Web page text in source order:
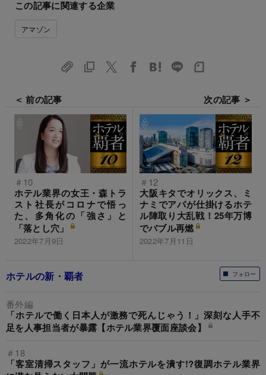
この記事に関連する企業
アマゾン
＜ 前の記事
＃10
ホテル業界の女王・森トラ
スト社長がコロナで悟っ
た、多角化の「強さ」と
「落とし穴」
2022年7月9日
次の記事 ＞
＃12
大阪キタでオリックス、ミ
ナミでアパが仕掛けるホテ
ル陣取り大乱戦！25年万博
でバブル再燃
2022年7月11日
フォロー
ホテルの新・覇者
番外編
「ホテルで働く日本人が激務で死んじゃう！」深刻な人手不
足を人事担当者が暴露【ホテル業界覆面座談会】
＃18
「客室清掃スタッフ」が一流ホテルを潰す!?復調ホテル業界